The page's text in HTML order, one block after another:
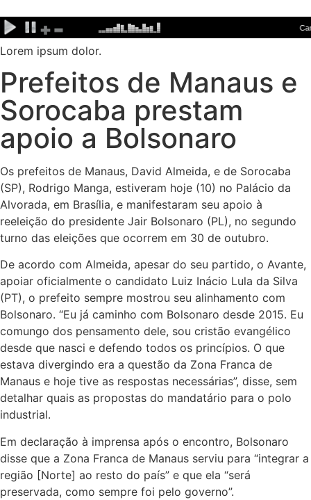
para
o
conteúdo
Lorem ipsum dolor.
Prefeitos de Manaus e
Sorocaba prestam
apoio a Bolsonaro
Os prefeitos de Manaus, David Almeida, e de Sorocaba
(SP), Rodrigo Manga, estiveram hoje (10) no Palácio da
Alvorada, em Brasília, e manifestaram seu apoio à
reeleição do presidente Jair Bolsonaro (PL), no segundo
turno das eleições que ocorrem em 30 de outubro.
De acordo com Almeida, apesar do seu partido, o Avante,
apoiar oficialmente o candidato Luiz Inácio Lula da Silva
(PT), o prefeito sempre mostrou seu alinhamento com
Bolsonaro. “Eu já caminho com Bolsonaro desde 2015. Eu
comungo dos pensamento dele, sou cristão evangélico
desde que nasci e defendo todos os princípios. O que
estava divergindo era a questão da Zona Franca de
Manaus e hoje tive as respostas necessárias”, disse, sem
detalhar quais as propostas do mandatário para o polo
industrial.
Em declaração à imprensa após o encontro, Bolsonaro
disse que a Zona Franca de Manaus serviu para “integrar a
região [Norte] ao resto do país” e que ela “será
preservada, como sempre foi pelo governo”.